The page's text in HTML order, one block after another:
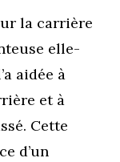
la carrière
elle-
aidée à
et à
Cette
d’un